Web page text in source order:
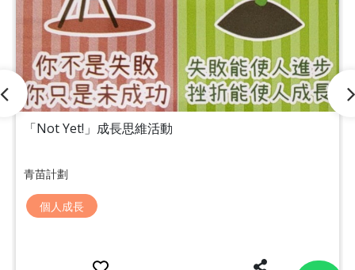
「Not Yet!」成長思維活動
青苗計劃
個人成長